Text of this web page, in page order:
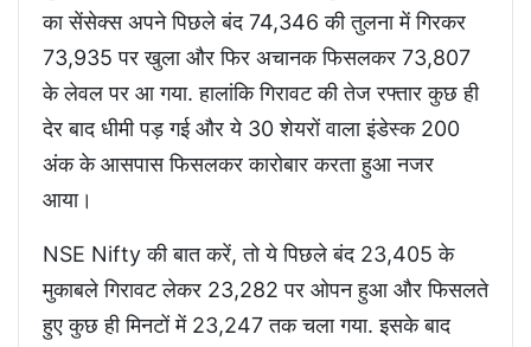
का सेंसेक्स अपने पिछले बंद 74,346 की तुलना में गिरकर
73,935 पर खुला और फिर अचानक फिसलकर 73,807
के लेवल पर आ गया. हालांकि गिरावट की तेज रफ्तार कुछ ही
देर बाद धीमी पड़ गई और ये 30 शेयरों वाला इंडेस्क 200
अंक के आसपास फिसलकर कारोबार करता हुआ नजर
आया।
NSE Nifty की बात करें, तो ये पिछले बंद 23,405 के
मुकाबले गिरावट लेकर 23,282 पर ओपन हुआ और फिसलते
हुए कुछ ही मिनटों में 23,247 तक चला गया. इसके बाद